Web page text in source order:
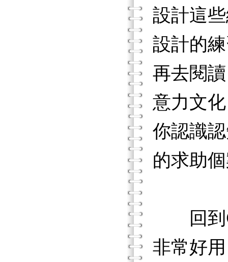
設計這
設計的
再去閱
意力文
你認識
的求助
回到
非常好